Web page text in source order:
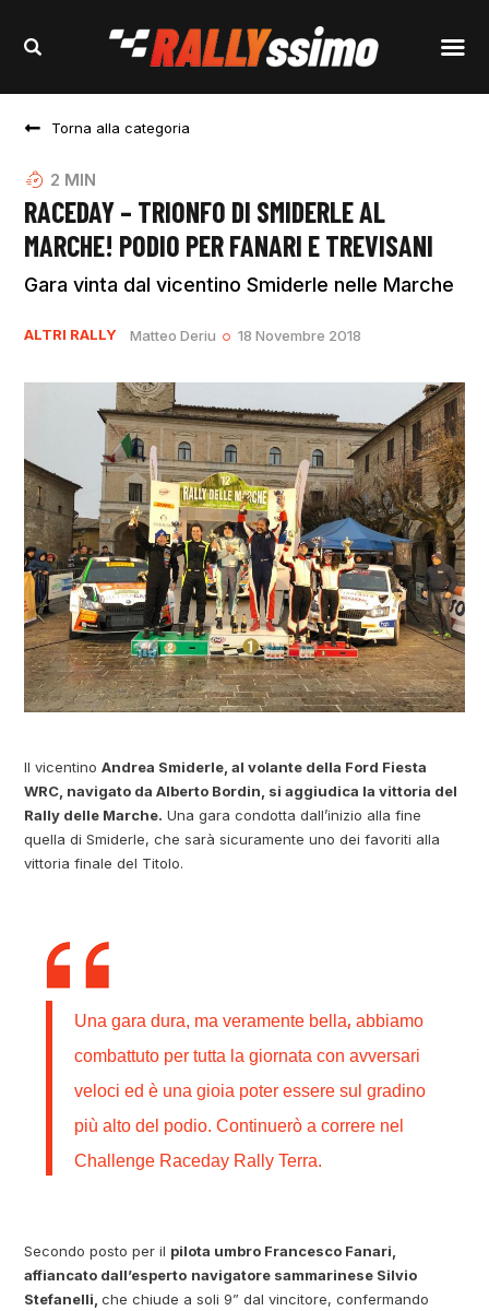
Torna alla categoria
2 MIN
RACEDAY – TRIONFO DI SMIDERLE AL
MARCHE! PODIO PER FANARI E TREVISANI
Gara vinta dal vicentino Smiderle nelle Marche
ALTRI RALLY Matteo Deriu 18 Novembre 2018
Il vicentinoAndrea Smiderle, al volante della Ford Fiesta
WRC, navigato da Alberto Bordin, si aggiudica la vittoria del
Rally delle Marche. Una gara condotta dall’inizio alla fine
quella di Smiderle, che sarà sicuramente uno dei favoriti alla
vittoria finale del Titolo.
Una gara dura, ma veramente bella, abbiamo
combattuto per tutta la giornata con avversari
veloci ed è una gioia poter essere sul gradino
più alto del podio. Continuerò a correre nel
Challenge Raceday Rally Terra.
Secondo posto per il pilota umbro Francesco Fanari,
affiancato dall’esperto navigatore sammarinese Silvio
Stefanelli,che chiude a soli 9” dal vincitore, confermando